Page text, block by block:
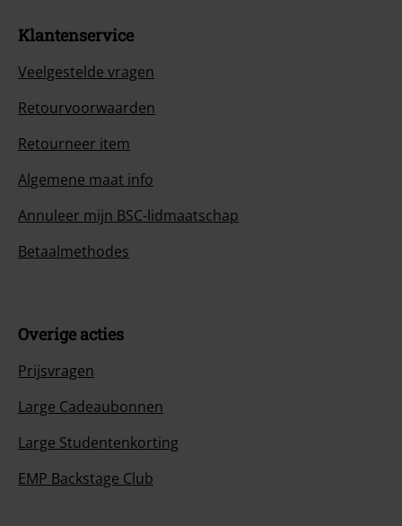
Klantenservice
Veelgestelde vragen
Retourvoorwaarden
Retourneer item
Algemene maat info
Annuleer mijn BSC-lidmaatschap
Betaalmethodes
Overige acties
Prijsvragen
Large Cadeaubonnen
Large Studentenkorting
EMP Backstage Club